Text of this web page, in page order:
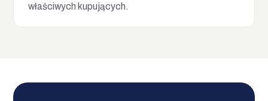
właściwych kupujących.